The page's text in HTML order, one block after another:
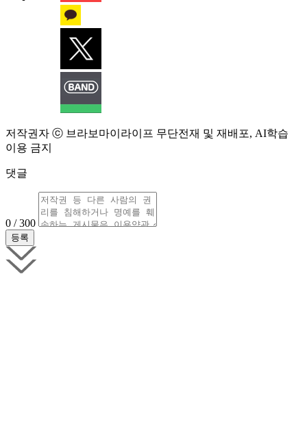
저작권자 ⓒ 브라보마이라이프 무단전재 및 재배포, AI학습
이용 금지
댓글
0 / 300